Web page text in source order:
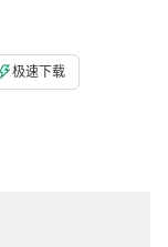
极速下载